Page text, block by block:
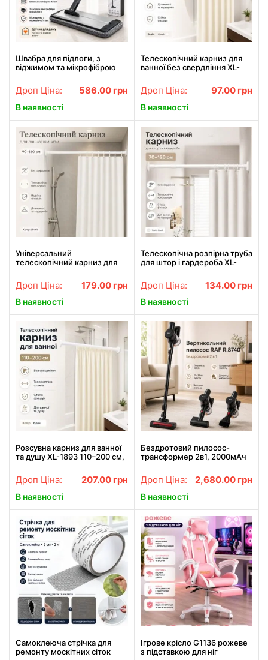
Швабра для підлоги, з
віджимом та мікрофіброю
швабра з віджимом /
Металева швабра
самоочищуюча
Дроп Ціна: 586.00 грн
В наявності
Телескопічний карниз для
ванної без свердління XL-
розпірна труба для штор і
гардероба
Дроп Ціна: 97.00 грн
В наявності
Універсальний
телескопічний карниз для
біла розсувна штанга без
свердління
Дроп Ціна: 179.00 грн
В наявності
Телескопічна розпірна труба
для штор і гардероба XL-
без свердління
Дроп Ціна: 134.00 грн
В наявності
Розсувна карниз для ванної
та душу XL-1893 110–200 см,
без свердління
Дроп Ціна: 207.00 грн
В наявності
Бездротовий пилосос-
трансформер 2в1, 2000мАч
Чорний / Бездротовий
пилосос / Акумуляторний
пилосос
Дроп Ціна: 2,680.00 грн
В наявності
Самоклеюча стрічка для
ремонту москітних сіток
Ігрове крісло G1136 рожеве
з підставкою для ніг